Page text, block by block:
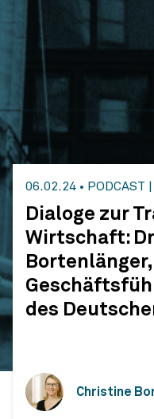
06.02.24 • PODCAST
Dialoge zur
Wirtschaft:
Bortenlänger,
des
Christine